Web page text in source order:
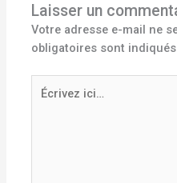
Laisser un
Votre adresse e-mail ne
obligatoires sont
Écrivez
ici…